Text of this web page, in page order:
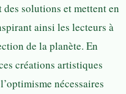
solutions et mettent en
ainsi les lecteurs à
de la planète. En
créations artistiques
nécessaires